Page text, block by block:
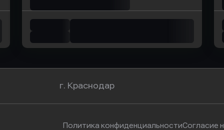
г. Краснодар
Политика конфиденциальностиСогласие